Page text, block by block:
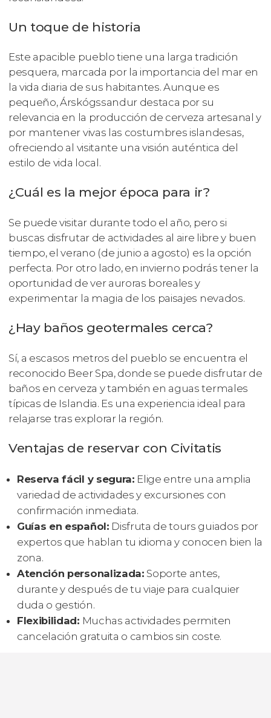
Un toque de historia
Este apacible pueblo tiene una larga tradición
pesquera, marcada por la importancia del mar en
la vida diaria de sus habitantes. Aunque es
pequeño, Árskógssandur destaca por su
relevancia en la producción de cerveza artesanal y
por mantener vivas las costumbres islandesas,
ofreciendo al visitante una visión auténtica del
estilo de vida local.
¿Cuál es la mejor época para ir?
Se puede visitar durante todo el año, pero si
buscas disfrutar de actividades al aire libre y buen
tiempo, el verano (de junio a agosto) es la opción
perfecta. Por otro lado, en invierno podrás tener la
oportunidad de ver auroras boreales y
experimentar la magia de los paisajes nevados.
¿Hay baños geotermales cerca?
Sí, a escasos metros del pueblo se encuentra el
reconocido Beer Spa, donde se puede disfrutar de
baños en cerveza y también en aguas termales
típicas de Islandia. Es una experiencia ideal para
relajarse tras explorar la región.
Ventajas de reservar con Civitatis
Reserva fácil y segura: Elige entre una amplia
variedad de actividades y excursiones con
confirmación inmediata.
Guías en español: Disfruta de tours guiados por
expertos que hablan tu idioma y conocen bien la
zona.
Atención personalizada: Soporte antes,
durante y después de tu viaje para cualquier
duda o gestión.
Flexibilidad: Muchas actividades permiten
cancelación gratuita o cambios sin coste.